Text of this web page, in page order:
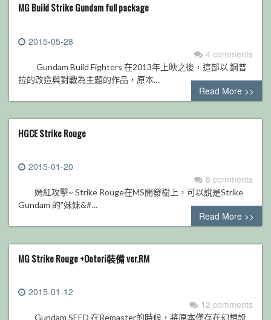
MG Build Strike Gundam full package
2015-05-28
4 comments
Gundam Build Fighters 在2013年上映之後，這部以 鋼普
拉的改造與對戰為主題的作品，原本…
Read More >>
HGCE Strike Rouge
2015-01-20
8 comments
嫣紅攻擊~ Strike Rouge在MS開發樹上，可以說是Strike
Gundam 的”妹妹&#…
Read More >>
MG Strike Rouge +Ootori裝備 ver.RM
2015-01-12
12 comments
Gundam SEED 在Remaster的時候，將原本僅存在幻想設